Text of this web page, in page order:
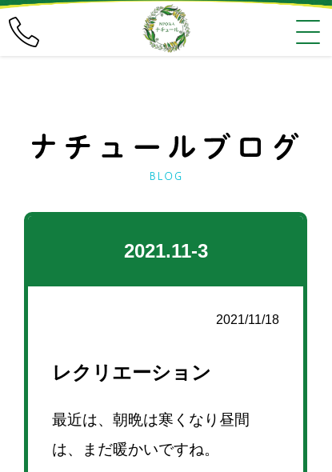
2021.11-3
2021/11/18
レクリエーション
最近は、朝晩は寒くなり昼間
は、まだ暖かいですね。